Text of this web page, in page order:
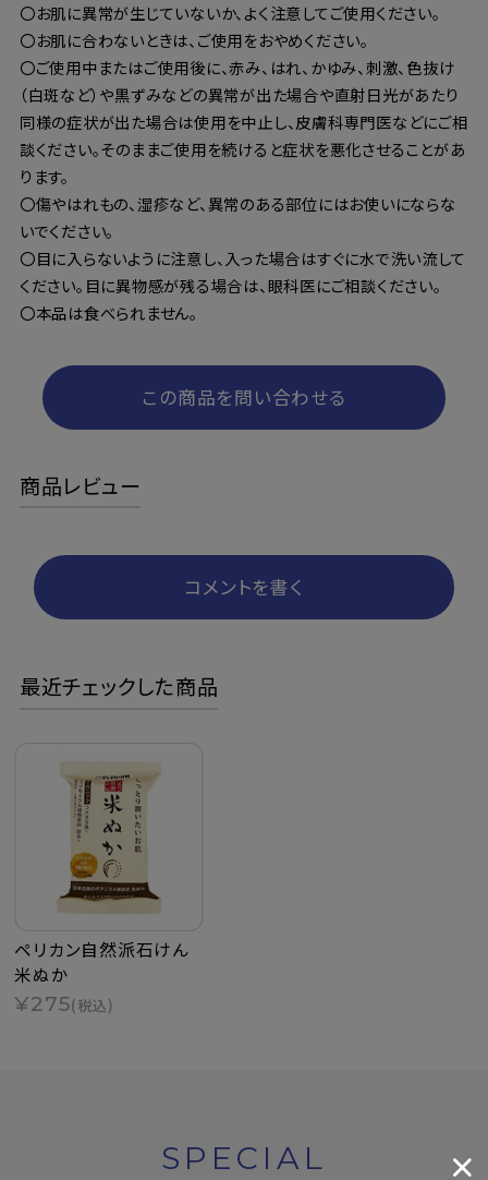
〇お肌に異常が生じていないか、よく注意してご使用ください。
〇お肌に合わないときは、ご使用をおやめください。
〇ご使用中またはご使用後に、赤み、はれ、かゆみ、刺激、色抜け
（白斑など）や黒ずみなどの異常が出た場合や直射日光があたり
同様の症状が出た場合は使用を中止し、皮膚科専門医などにご相
談ください。そのままご使用を続けると症状を悪化させることがあ
ります。
〇傷やはれもの、湿疹など、異常のある部位にはお使いにならな
いでください。
〇目に入らないように注意し、入った場合はすぐに水で洗い流して
ください。目に異物感が残る場合は、眼科医にご相談ください。
〇本品は食べられません。
この商品を問い合わせる
商品レビュー
コメントを書く
最近チェックした商品
ペリカン自然派石けん
米ぬか
¥275(税込)
SPECIAL